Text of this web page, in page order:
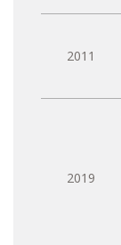
2011
2019